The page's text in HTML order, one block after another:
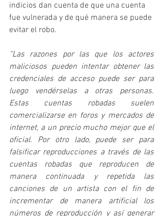
indicios dan cuenta de que una cuenta
fue vulnerada y de qué manera se puede
evitar el robo.
“Las razones por las que los actores
maliciosos pueden intentar obtener las
credenciales de acceso puede ser para
luego vendérselas a otras personas.
Estas cuentas robadas suelen
comercializarse en foros y mercados de
internet, a un precio mucho mejor que el
oficial. Por otro lado, puede ser para
falsificar reproducciones a través de las
cuentas robadas que reproducen de
manera continuada y repetida las
canciones de un artista con el fin de
incrementar de manera artificial los
números de reproducción y así generar